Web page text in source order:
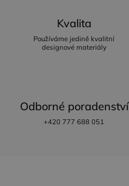
Kvalita
Používáme jedině kvalitní
designové materiály
Odborné poradenství
+420 777 688 051